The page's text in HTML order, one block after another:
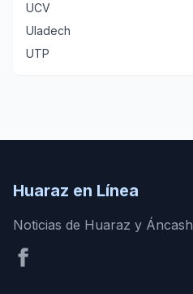
UCV
Uladech
UTP
Huaraz en Línea
Noticias de Huaraz y Áncash